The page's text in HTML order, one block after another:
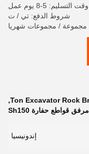
وقت التسليم: 5-8 يوم عمل
شروط الدفع: تي / ت
,
مرفق قواطع حفارة Sh150
إندونيسيا